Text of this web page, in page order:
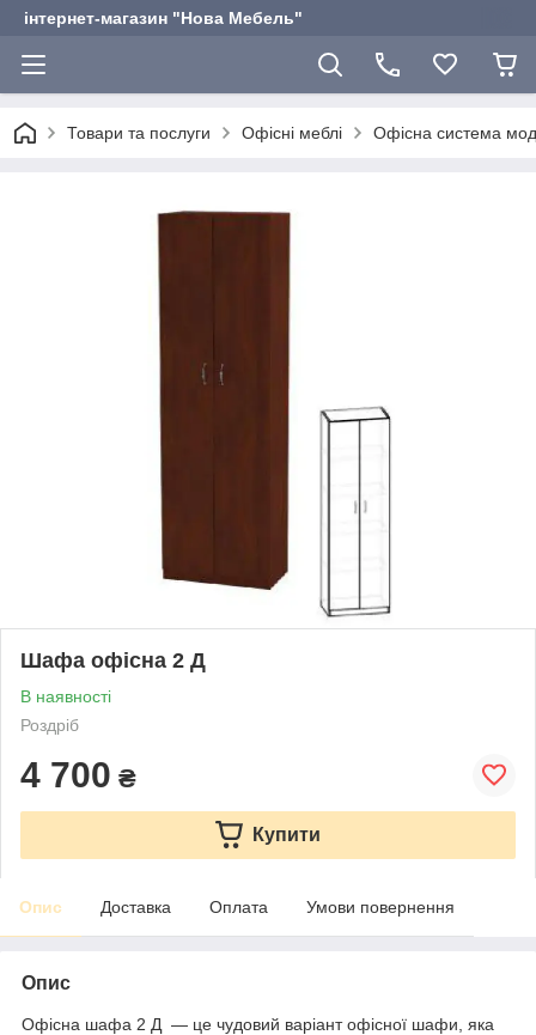
інтернет-магазин "Нова Мебель"
Товари та послуги Офісні меблі Офісна система
Шафа офісна 2 Д
В наявності
Роздріб
4 700 ₴
Купити
Опис Доставка Оплата Умови повернення
Опис
Офісна шафа 2 Д — це чудовий варіант офісної шафи, яка